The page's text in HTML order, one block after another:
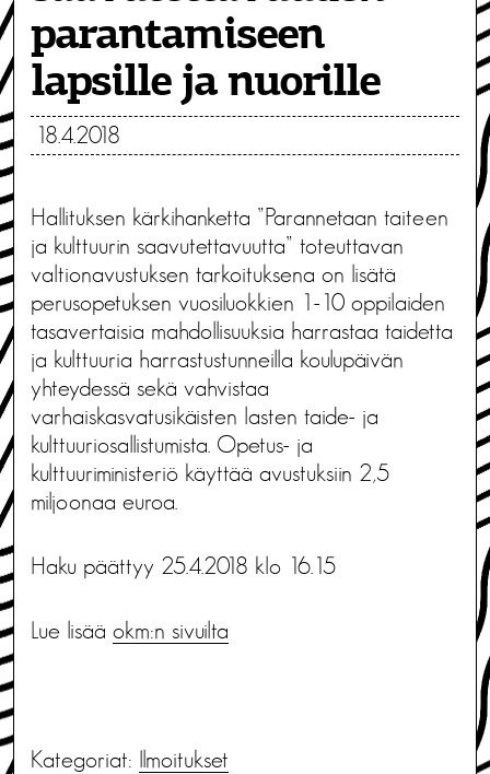
parantamiseen
lapsille ja nuorille
18.4.2018
Hallituksen kärkihanketta ”Parannetaan taiteen
ja kulttuurin saavutettavuutta” toteuttavan
valtionavustuksen tarkoituksena on lisätä
perusopetuksen vuosiluokkien 1-10 oppilaiden
tasavertaisia mahdollisuuksia harrastaa taidetta
ja kulttuuria harrastustunneilla koulupäivän
yhteydessä sekä vahvistaa
varhaiskasvatusikäisten lasten taide- ja
kulttuuriosallistumista. Opetus- ja
kulttuuriministeriö käyttää avustuksiin 2,5
miljoonaa euroa.
Haku päättyy 25.4.2018 klo 16.15
Lue lisää okm:n sivuilta
Kategoriat: Ilmoitukset